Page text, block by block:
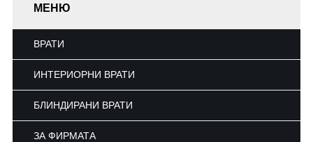
МЕНЮ
ВРАТИ
ИНТЕРИОРНИ ВРАТИ
БЛИНДИРАНИ ВРАТИ
ЗА ФИРМАТА